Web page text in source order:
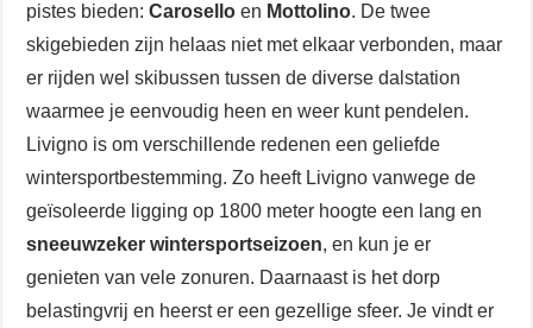
pistes bieden:Caroselloen Mottolino. De twee
skigebieden zijn helaas niet met elkaar verbonden, maar
er rijden wel skibussen tussen de diverse dalstation
waarmee je eenvoudig heen en weer kunt pendelen.
Livigno is om verschillende redenen een geliefde
wintersportbestemming. Zo heeft Livigno vanwege de
geïsoleerde ligging op 1800 meter hoogte een lang en
sneeuwzeker wintersportseizoen, en kun je er
genieten van vele zonuren. Daarnaast is het dorp
belastingvrij en heerst er een gezellige sfeer. Je vindt er